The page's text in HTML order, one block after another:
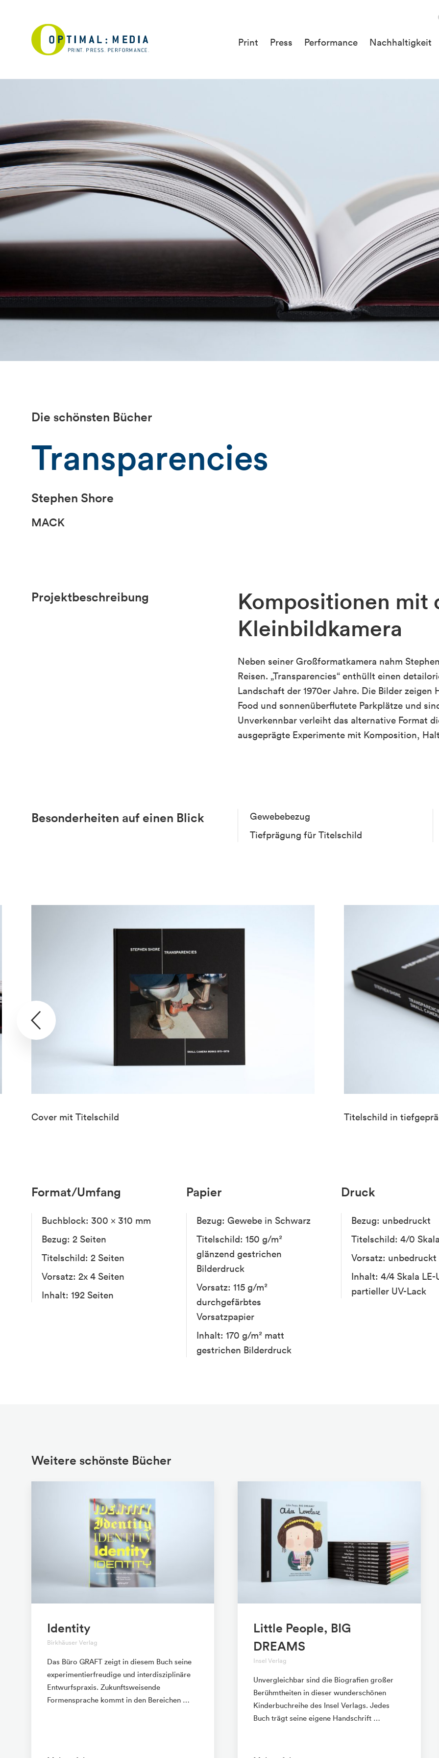
Print Press Performance Nachhaltigkeit
Die schönsten Bücher
Transparencies
Stephen Shore
MACK
Projektbeschreibung
Kompositionen mit
Kleinbildkamera
Neben seiner Großformatkamera nahm
Reisen. „Transparencies“ enthüllt einen
Landschaft der 1970er Jahre. Die Bilder zeigen
Food und sonnenüberflutete Parkplätze und
Unverkennbar verleiht das alternative Format
ausgeprägte Experimente mit Komposition,
Besonderheiten auf einen Blick
Gewebebezug
Tiefprägung für Titelschild
Cover mit Titelschild Titelschild in
Format/Umfang
Buchblock: 300 x 310 mm
Bezug: 2 Seiten
Titelschild: 2 Seiten
Vorsatz: 2x 4 Seiten
Inhalt: 192 Seiten
Papier
Bezug: Gewebe in Schwarz
Titelschild: 150 g/m²
glänzend gestrichen
Bilderdruck
Vorsatz: 115 g/m²
durchgefärbtes
Vorsatzpapier
Inhalt: 170 g/m² matt
gestrichen Bilderdruck
Druck
Bezug: unbedruckt
Titelschild: 4/0
Vorsatz: unbedruckt
Inhalt: 4/4 Skala LE-
partieller UV-Lack
Weitere schönste Bücher
Identity
Birkhäuser Verlag
Das Büro GRAFT zeigt in diesem Buch seine
experimentierfreudige und interdisziplinäre
Entwurfspraxis. Zukunftsweisende
Formensprache kommt in den Bereichen …
Little People, BIG
DREAMS
Insel Verlag
Unvergleichbar sind die Biografien großer
Berühmtheiten in dieser wunderschönen
Kinderbuchreihe des Insel Verlags. Jedes
Buch trägt seine eigene Handschrift …